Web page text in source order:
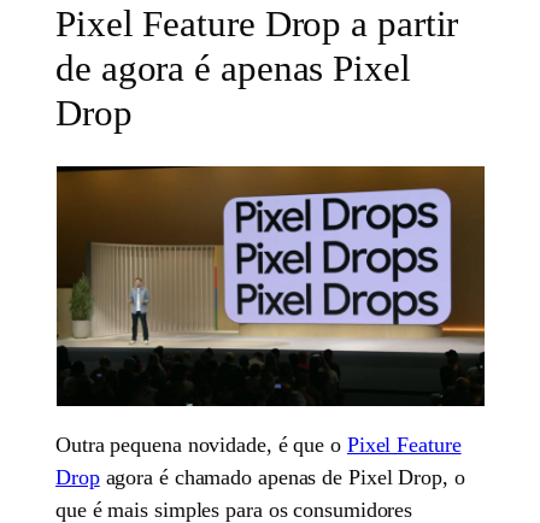
Pixel Feature Drop a partir
de agora é apenas Pixel
Drop
Outra pequena novidade, é que o Pixel Feature
Dropagora é chamado apenas de Pixel Drop, o
que é mais simples para os consumidores